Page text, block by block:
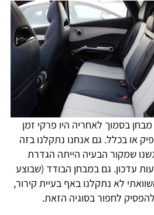
בסמוך לאחריה היו פרקי זמן
או בכלל. גם אנחנו נתקלנו בזה
שמקור הבעיה הייתה הגדרת
עדכון. גם במבחן הבודד (שבוצע
לא נתקלנו באף בעיית קירור,
לחפור בסוגיה הזאת.